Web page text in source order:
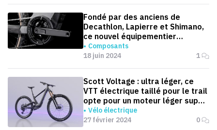
Fondé par des anciens de
Decathlon, Lapierre et Shimano,
ce nouvel équipementier
français veut révolutionner
l’industrie européenne du vélo
Composants
18 juin 2024
1
Scott Voltage : ultra léger, ce
VTT électrique taillé pour le trail
opte pour un moteur léger super
intégré
Vélo électrique
27 février 2024
0